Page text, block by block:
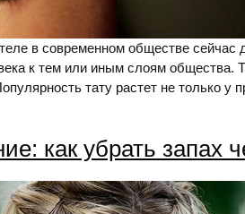
в современном обществе сейчас
к тем или иным слоям общества.
тату растет не только у
как убрать запах